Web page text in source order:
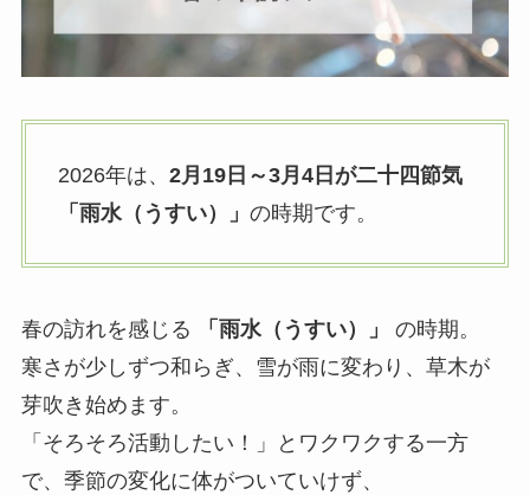
2026年は、 2月19日～3月4日が二十四節気
「雨水（うすい）」 の時期です。
春の訪れを感じる 「雨水（うすい）」
の時期。
寒さが少しずつ和らぎ、雪が雨に変わり、草木が
芽吹き始めます。
「そろそろ活動したい！」とワクワクする一方
で、季節の変化に体がついていけず、